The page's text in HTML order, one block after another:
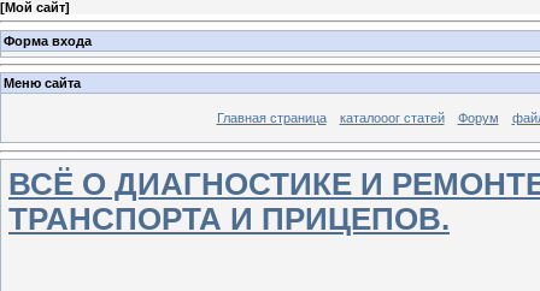
[Мой сайт]
Форма входа
Меню сайта
Главная страница каталооог статей Форум
ВСЁ О ДИАГНОСТИКЕ И
ТРАНСПОРТА И ПРИЦЕПОВ.